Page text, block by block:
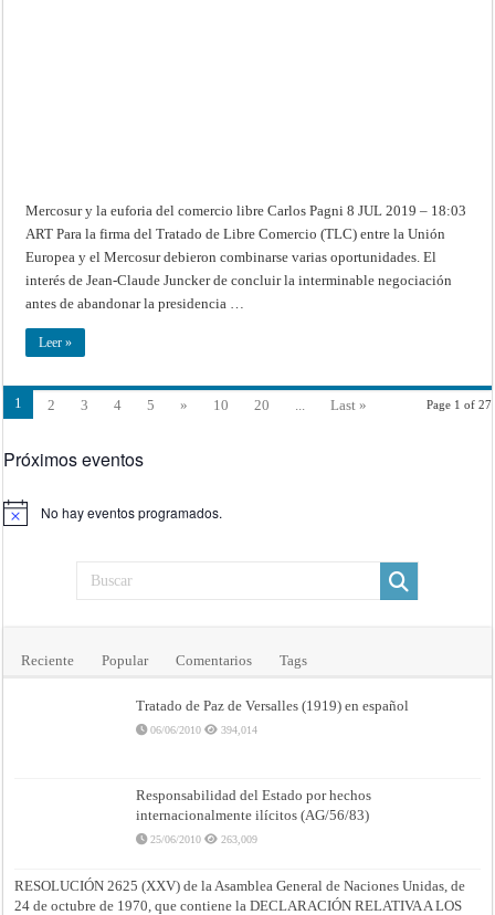
Mercosur y la euforia del comercio libre Carlos Pagni 8 JUL 2019 – 18:03
ART Para la firma del Tratado de Libre Comercio (TLC) entre la Unión
Europea y el Mercosur debieron combinarse varias oportunidades. El
interés de Jean-Claude Juncker de concluir la interminable negociación
antes de abandonar la presidencia …
Leer »
Page 1 of 27
1 2 3 4 5 » 10 20 ... Last »
Próximos eventos
Aviso No hay eventos programados.
Reciente Popular Comentarios Tags
Tratado de Paz de Versalles (1919) en español
06/06/2010 394,014
Responsabilidad del Estado por hechos
internacionalmente ilícitos (AG/56/83)
25/06/2010 263,009
RESOLUCIÓN 2625 (XXV) de la Asamblea General de Naciones Unidas, de
24 de octubre de 1970, que contiene la DECLARACIÓN RELATIVA A LOS